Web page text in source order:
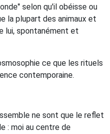
selon qu'il obéisse ou
la plupart des animaux et
lui, spontanément et
ce que les rituels
contemporaine.
ne sont que le reflet
: moi au centre de